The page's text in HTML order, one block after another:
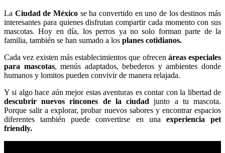
La Ciudad de México se ha convertido en uno de los destinos más
interesantes para quienes disfrutan compartir cada momento con sus
mascotas. Hoy en día, los perros ya no solo forman parte de la
familia, también se han sumado a los planes cotidianos.
Cada vez existen más establecimientos que ofrecen áreas especiales
para mascotas, menús adaptados, bebederos y ambientes donde
humanos y lomitos pueden convivir de manera relajada.
Y si algo hace aún mejor estas aventuras es contar con la libertad de
descubrir nuevos rincones de la ciudad junto a tu mascota.
Porque salir a explorar, probar nuevos sabores y encontrar espacios
diferentes también puede convertirse en una experiencia pet
friendly.